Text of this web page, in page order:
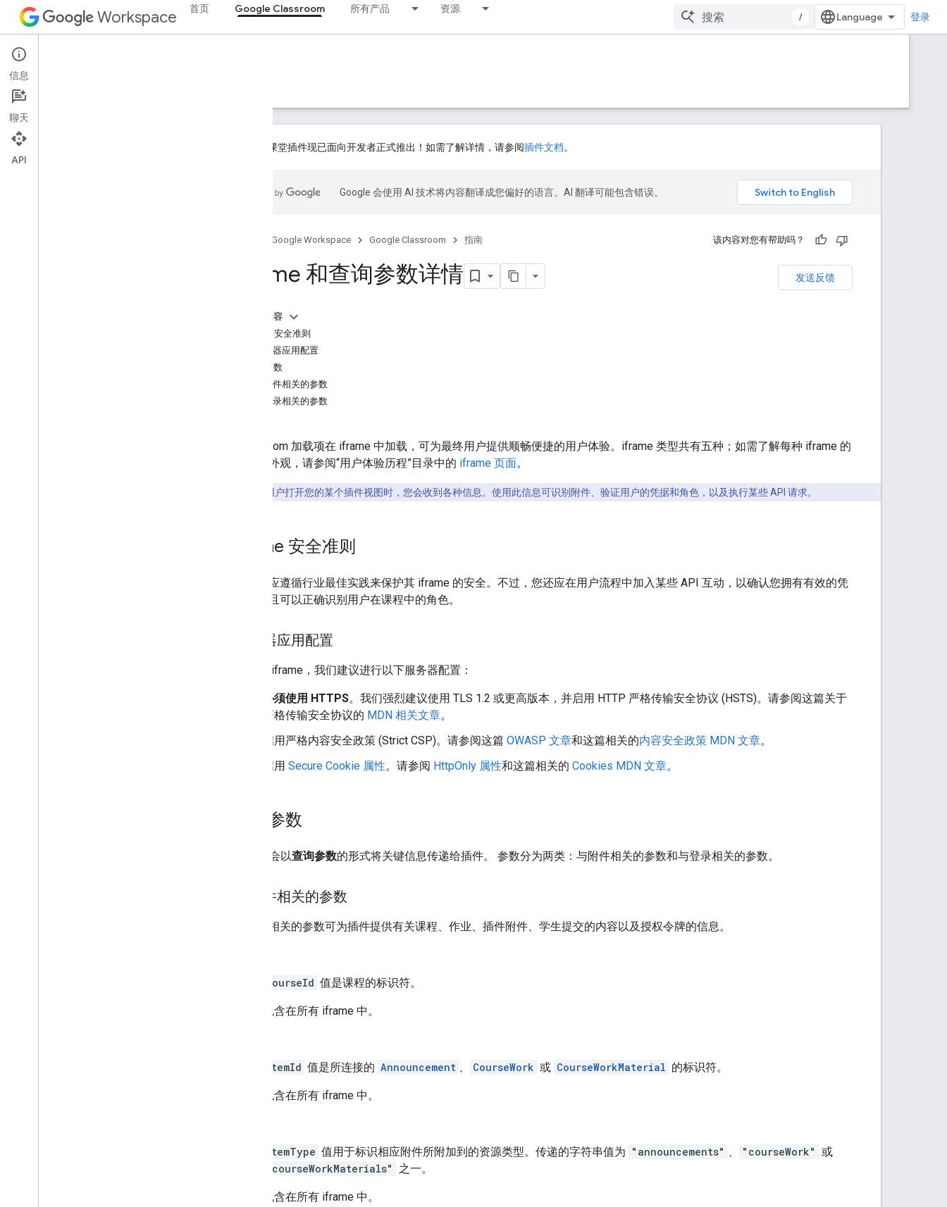
Workspace 首页 Google Classroom 所有产品 资源
/ 登录
Google Classroom
概览
Google 课堂插件现已面向开发者正式推出！如需了解详情，请参阅插件文档。
Google 会使用 AI 技术将内容翻译成您偏好的语言。AI 翻译可能包含错误。
Google Workspace Google Classroom 指南 该内容对您有帮助吗？
发送反馈
iframe 和查询参数详情
本页内容
iframe 安全准则
服务器应用配置
查询参数
与附件相关的参数
与登录相关的参数
Classroom 加载项在 iframe 中加载，可为最终用户提供顺畅便捷的用户体验。iframe 类型共有五种；如需了解每种 iframe 的
用途和外观，请参阅“用户体验历程”目录中的 iframe 页面。
当用户打开您的某个插件视图时，您会收到各种信息。使用此信息可识别附件、验证用户的凭据和角色，以及执行某些 API 请求。
iframe 安全准则
开发者应遵循行业最佳实践来保护其 iframe 的安全。不过，您还应在用户流程中加入某些 API 互动，以确认您拥有有效的凭
据，并且可以正确识别用户在课程中的角色。
服务器应用配置
为保护 iframe，我们建议进行以下服务器配置：
必须使用 HTTPS。我们强烈建议使用 TLS 1.2 或更高版本，并启用 HTTP 严格传输安全协议 (HSTS)。请参阅这篇关于
严格传输安全协议的 MDN 相关文章。
启用严格内容安全政策 (Strict CSP)。请参阅这篇 OWASP 文章和这篇相关的内容安全政策 MDN 文章。
启用 Secure Cookie 属性。请参阅 HttpOnly 属性和这篇相关的 Cookies MDN 文章。
查询参数
iframe 会以查询参数的形式将关键信息传递给插件。 参数分为两类：与附件相关的参数和与登录相关的参数。
与附件相关的参数
与附件相关的参数可为插件提供有关课程、作业、插件附件、学生提交的内容以及授权令牌的信息。
courseId 值是课程的标识符。
包含在所有 iframe 中。
itemId 值是所连接的 Announcement 、 CourseWork 或 CourseWorkMaterial 的标识符。
包含在所有 iframe 中。
itemType 值用于标识相应附件所附加到的资源类型。传递的字符串值为 "announcements" 、 "courseWork" 或
"courseWorkMaterials"
之一。
包含在所有 iframe 中。
信息
聊天
API